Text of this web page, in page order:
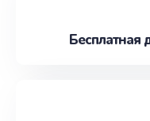
Бесплатная